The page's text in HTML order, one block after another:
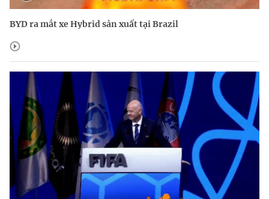
BYD ra mắt xe Hybrid sản xuất tại Brazil